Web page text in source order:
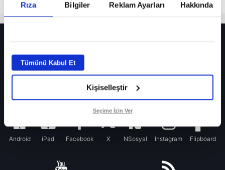
Rıza Bilgiler Reklam Ayarları Hakkında
Tümünü Kabul Et
Kişiselleştir
Seçime İzin Ver
Fenerbahçe’de sürpriz ayrılık ihtimali! Devre arasında gelmişti
Fenerbahçe’nin yeni transferi Mason Greenwood için olay sözler!
Galatasaray’da rota yeniden Thiago Almada!
Android iPad Facebook X NSosyal Instagram Flipboard